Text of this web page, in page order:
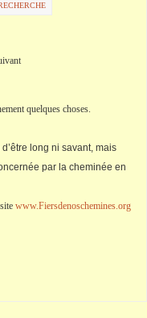
quelques choses.
long ni savant, mais
par la cheminée en
www.Fiersdenoschemines.org